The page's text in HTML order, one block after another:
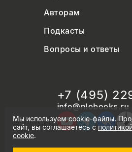
Авторам
Подкасты
Вопросы и ответы
+7 (495)
info@nlobooks.ru
Мы используем cookie-файлы.
сайт, вы соглашаетесь с
cookie.